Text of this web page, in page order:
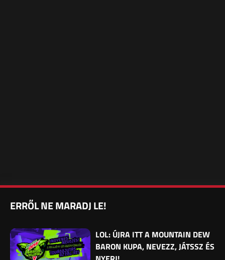
ERRŐL NE MARADJ LE!
LOL: ÚJRA ITT A MOUNTAIN DEW
BARON KUPA, NEVEZZ, JÁTSSZ ÉS